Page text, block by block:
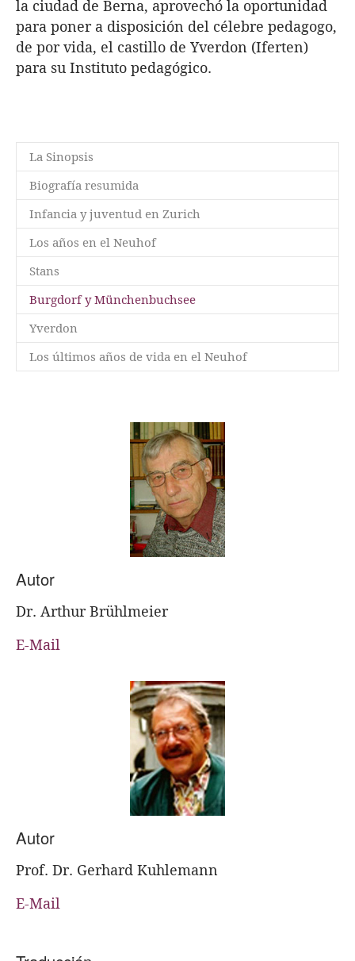
la ciudad de Berna, aprovechó la oportunidad
para poner a disposición del célebre pedagogo,
de por vida, el castillo de Yverdon (Iferten)
para su Instituto pedagógico.
La Sinopsis
Biografía resumida
Infancia y juventud en Zurich
Los años en el Neuhof
Stans
Burgdorf y Münchenbuchsee(current)
Yverdon
Los últimos años de vida en el Neuhof
Autor
Dr. Arthur Brühlmeier
E-Mail
Autor
Prof. Dr. Gerhard Kuhlemann
E-Mail